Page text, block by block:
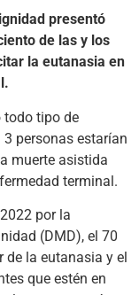
presentó
de las y los
la eutanasia en
todo tipo de
personas estarían
muerte asistida
terminal.
por la
(DMD), el 70
de la eutanasia y el
que estén en